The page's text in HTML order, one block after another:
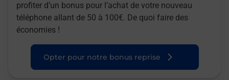
profiter d’un bonus pour l’achat de votre nouveau
téléphone allant de 50 à 100€. De quoi faire des
économies !
Opter pour notre bonus reprise